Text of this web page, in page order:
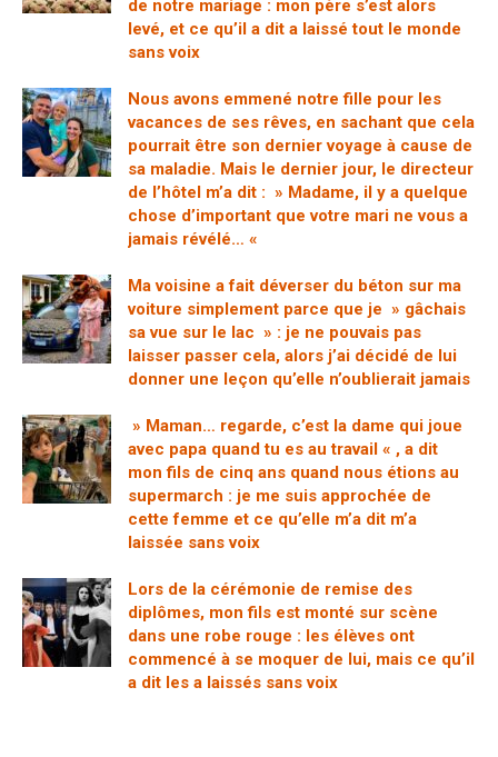
de notre mariage : mon père s’est alors
levé, et ce qu’il a dit a laissé tout le monde
sans voix
Nous avons emmené notre fille pour les
vacances de ses rêves, en sachant que cela
pourrait être son dernier voyage à cause de
sa maladie. Mais le dernier jour, le directeur
de l’hôtel m’a dit : » Madame, il y a quelque
chose d’important que votre mari ne vous a
jamais révélé… «
Ma voisine a fait déverser du béton sur ma
voiture simplement parce que je » gâchais
sa vue sur le lac » : je ne pouvais pas
laisser passer cela, alors j’ai décidé de lui
donner une leçon qu’elle n’oublierait jamais
» Maman… regarde, c’est la dame qui joue
avec papa quand tu es au travail « , a dit
mon fils de cinq ans quand nous étions au
supermarch : je me suis approchée de
cette femme et ce qu’elle m’a dit m’a
laissée sans voix
Lors de la cérémonie de remise des
diplômes, mon fils est monté sur scène
dans une robe rouge : les élèves ont
commencé à se moquer de lui, mais ce qu’il
a dit les a laissés sans voix